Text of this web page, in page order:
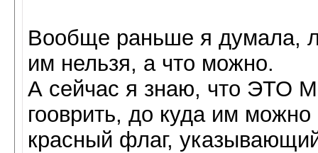
Вообще раньше я думала,
им нельзя, а что можно.
А сейчас я знаю, что
гооврить, до куда им
красный флаг,